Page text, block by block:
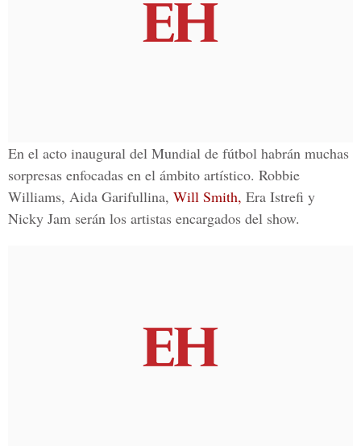
En el acto inaugural del Mundial de fútbol habrán muchas
sorpresas enfocadas en el ámbito artístico. Robbie
Williams, Aida Garifullina, Will Smith, Era Istrefi y
Nicky Jam serán los artistas encargados del show.